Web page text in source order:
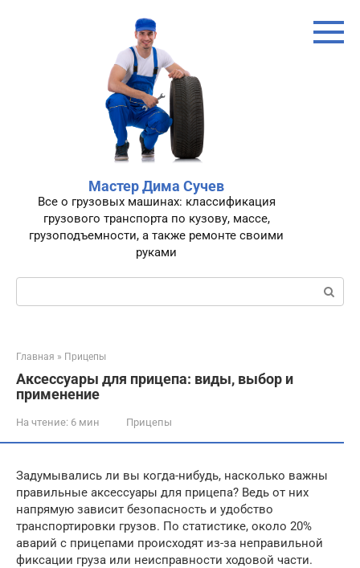
Мастер Дима Сучев
Все о грузовых машинах: классификация
грузового транспорта по кузову, массе,
грузоподъемности, а также ремонте своими
руками
Поиск:
Главная » Прицепы
Аксессуары для прицепа: виды, выбор и
применение
На чтение: 6 мин Прицепы
Задумывались ли вы когда-нибудь, насколько важны
правильные аксессуары для прицепа? Ведь от них
напрямую зависит безопасность и удобство
транспортировки грузов. По статистике, около 20%
аварий с прицепами происходят из-за неправильной
фиксации груза или неисправности ходовой части.